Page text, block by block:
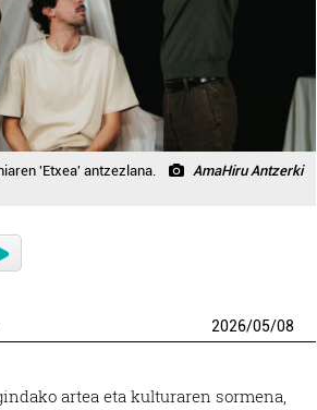
'Etxea' antzezlana.
AmaHiru Antzerki
2026/05/08
artea eta kulturaren sormena,